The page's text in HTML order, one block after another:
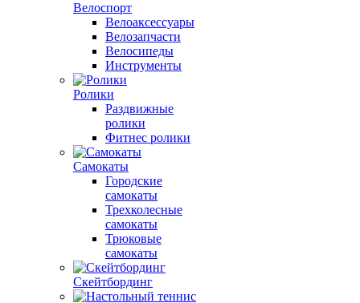
Велоспорт
Велоаксессуары
Велозапчасти
Велосипеды
Инструменты
Ролики
Раздвижные
ролики
Фитнес ролики
Самокаты
Городские
самокаты
Трехколесные
самокаты
Трюковые
самокаты
Скейтбординг